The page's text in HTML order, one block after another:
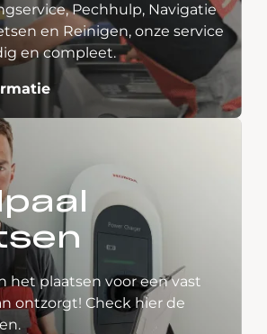
Pechhulp, Navigatie
en Reinigen, onze service
en compleet.
het plaatsen voor een vast
ontzorgt! Check hier de